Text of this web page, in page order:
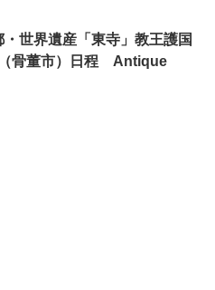
・世界遺産「東寺」教王護国
骨董市）日程 Antique